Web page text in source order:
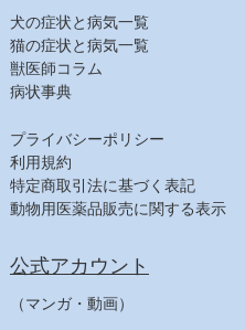
犬の症状と病気一覧
猫の症状と病気一覧
獣医師コラム
病状事典
プライバシーポリシー
利用規約
特定商取引法に基づく表記
動物用医薬品販売に関する表示
公式アカウント
（マンガ・動画）